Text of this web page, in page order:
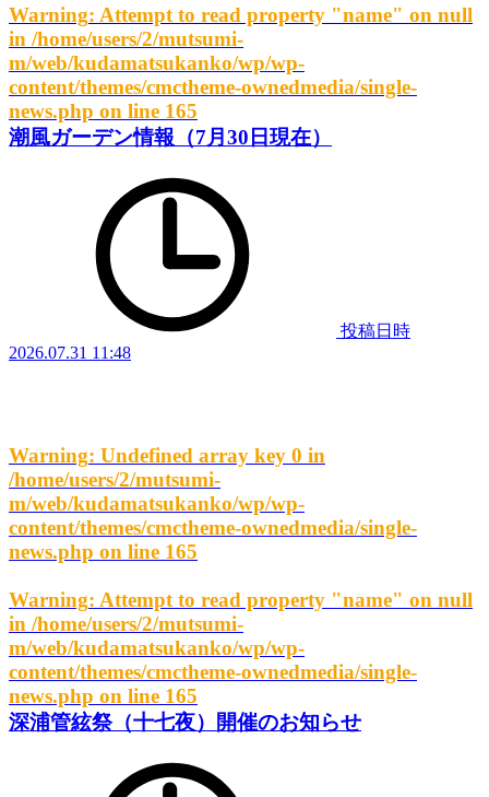
Warning: Attempt to read property "name" on null
in /home/users/2/mutsumi-
m/web/kudamatsukanko/wp/wp-
content/themes/cmctheme-ownedmedia/single-
news.php on line 165
潮風ガーデン情報（7月30日現在）
投稿日時
2026.07.31 11:48
Warning: Undefined array key 0 in
/home/users/2/mutsumi-
m/web/kudamatsukanko/wp/wp-
content/themes/cmctheme-ownedmedia/single-
news.php on line 165
Warning: Attempt to read property "name" on null
in /home/users/2/mutsumi-
m/web/kudamatsukanko/wp/wp-
content/themes/cmctheme-ownedmedia/single-
news.php on line 165
深浦管絃祭（十七夜）開催のお知らせ